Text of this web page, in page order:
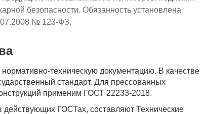
безопасности. Обязанность установлена
№ 123-ФЗ.
техническую документацию. В качестве
стандарт. Для прессованных
применим ГОСТ 22233-2018.
ГОСТах, составляют Технические